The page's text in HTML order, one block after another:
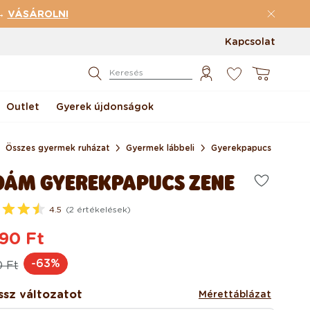
VÁSÁROLNI
Kapcsolat
Keresés Kosár
Outlet Gyerek újdonságok
Összes gyermek ruházat Gyermek lábbeli Gyerekpapucs
GYEREKPAPUCS ZENE
4.5 (2 értékelések)
Ft
Ft
-63%
változatot Mérettáblázat